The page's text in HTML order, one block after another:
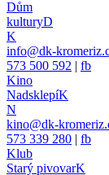
Dům
kulturyD
K
info@dk-
573 500 592 | fb
Kino
NadsklepíK
N
kino@dk-
573 339 280 | fb
Klub
Starý pivovarK